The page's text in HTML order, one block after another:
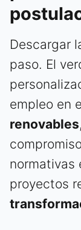
Descargar
paso. El
empleo en
renovables
normativas
proyectos